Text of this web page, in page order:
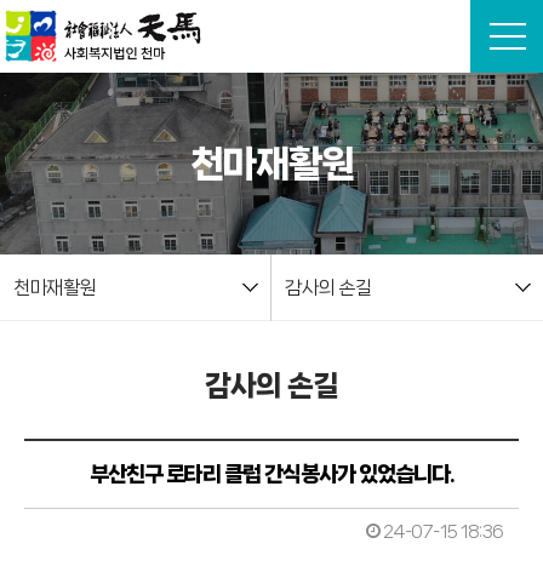
본문 바로가기
천마재활원
천마재활원 감사의 손길
감사의 손길
부산친구 로타리 클럽 간식봉사가 있었습니다.
24-07-15 18:36